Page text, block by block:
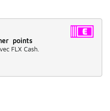
points
FLX Cash.